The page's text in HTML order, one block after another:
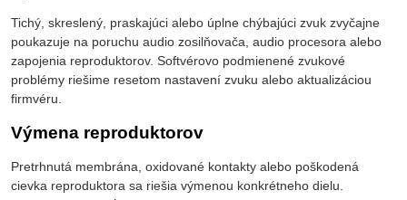
Tichý, skreslený, praskajúci alebo úplne chýbajúci zvuk zvyčajne
poukazuje na poruchu audio zosilňovača, audio procesora alebo
zapojenia reproduktorov. Softvérovo podmienené zvukové
problémy riešime resetom nastavení zvuku alebo aktualizáciou
firmvéru.
Výmena reproduktorov
Pretrhnutá membrána, oxidované kontakty alebo poškodená
cievka reproduktora sa riešia výmenou konkrétneho dielu.